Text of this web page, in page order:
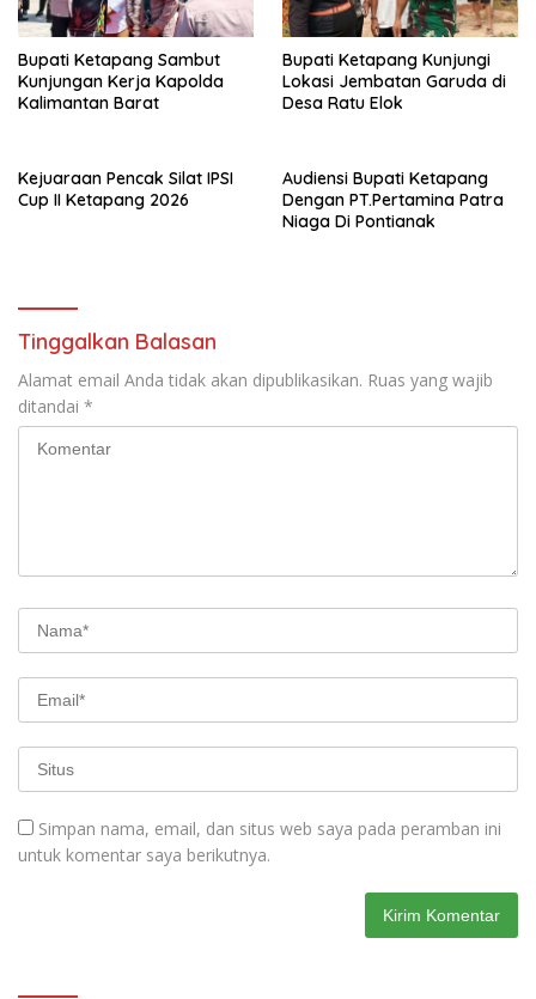
Bupati Ketapang Sambut
Kunjungan Kerja Kapolda
Kalimantan Barat
Bupati Ketapang Kunjungi
Lokasi Jembatan Garuda di
Desa Ratu Elok
Kejuaraan Pencak Silat IPSI
Cup II Ketapang 2026
Audiensi Bupati Ketapang
Dengan PT.Pertamina Patra
Niaga Di Pontianak
Tinggalkan Balasan
Alamat email Anda tidak akan dipublikasikan. Ruas yang wajib
ditandai *
Simpan nama, email, dan situs web saya pada peramban ini
untuk komentar saya berikutnya.